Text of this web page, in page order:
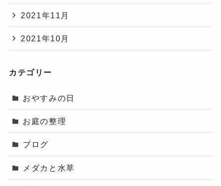
2021年11月
2021年10月
カテゴリー
おやすみの日
お庭の整理
ブログ
メダカと水草